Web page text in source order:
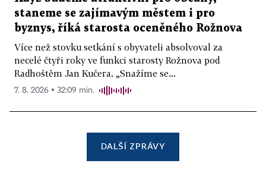
staneme se zajímavým městem i pro
byznys, říká starosta oceněného Rožnova
Více než stovku setkání s obyvateli absolvoval za
necelé čtyři roky ve funkci starosty Rožnova pod
Radhoštěm Jan Kučera. „Snažíme se...
7. 8. 2026 ▪ 32:09 min.
DALŠÍ ZPRÁVY